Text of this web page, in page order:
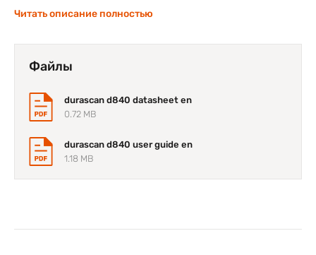
мобильному устройству,
проскальзывает в карман и удобно помещается в
ладони
Читать описание полностью
Файлы
durascan d840 datasheet en
0.72 MB
durascan d840 user guide en
1.18 MB